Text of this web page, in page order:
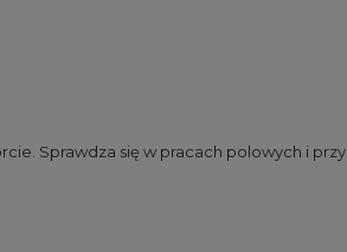
Sprawdza się w pracach polowych i przy